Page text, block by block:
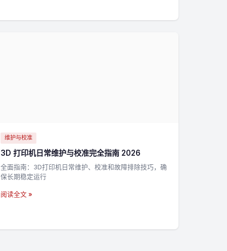
维护与校准
3D 打印机日常维护与校准完全指南 2026
全面指南：3D打印机日常维护、校准和故障排除技巧，确
保长期稳定运行
阅读全文 »